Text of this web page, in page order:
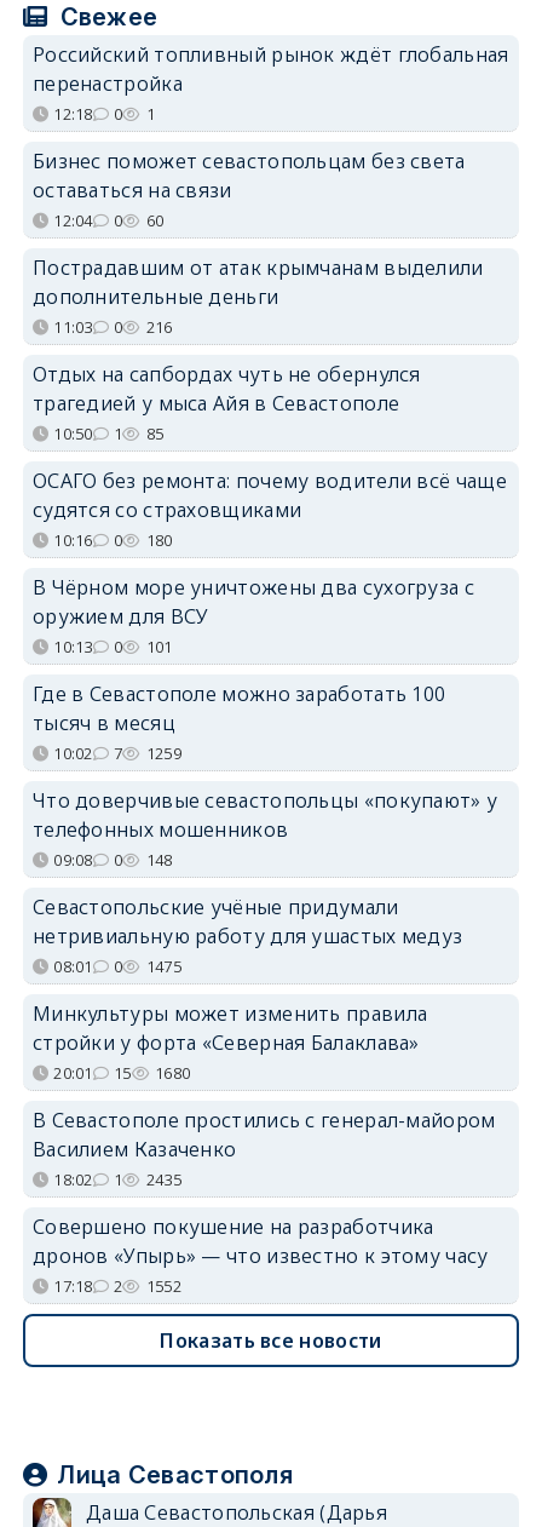
Свежее
Российский топливный рынок ждёт глобальная
перенастройка
12:18 0 1
Бизнес поможет севастопольцам без света
оставаться на связи
12:04 0 60
Пострадавшим от атак крымчанам выделили
дополнительные деньги
11:03 0 216
Отдых на сапбордах чуть не обернулся
трагедией у мыса Айя в Севастополе
10:50 1 85
ОСАГО без ремонта: почему водители всё чаще
судятся со страховщиками
10:16 0 180
В Чёрном море уничтожены два сухогруза с
оружием для ВСУ
10:13 0 101
Где в Севастополе можно заработать 100
тысяч в месяц
10:02 7 1259
Что доверчивые севастопольцы «покупают» у
телефонных мошенников
09:08 0 148
Севастопольские учёные придумали
нетривиальную работу для ушастых медуз
08:01 0 1475
Минкультуры может изменить правила
стройки у форта «Северная Балаклава»
20:01 15 1680
В Севастополе простились с генерал-майором
Василием Казаченко
18:02 1 2435
Совершено покушение на разработчика
дронов «Упырь» — что известно к этому часу
17:18 2 1552
Показать все новости
Лица Севастополя
Даша Севастопольская (Дарья